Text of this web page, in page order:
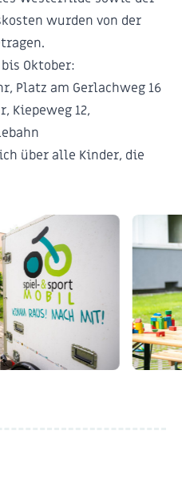
wurden von der
Oktober:
Platz am Gerlachweg 16
Kiepeweg 12,
über alle Kinder, die